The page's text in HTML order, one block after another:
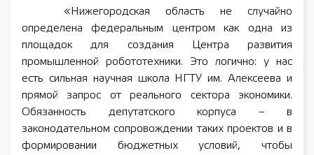
«Нижегородская область не случайно
определена федеральным центром как одна из
площадок для создания Центра развития
промышленной робототехники. Это логично: у нас
есть сильная научная школа НГТУ им. Алексеева и
прямой запрос от реального сектора экономики.
Обязанность депутатского корпуса – в
законодательном сопровождении таких проектов и в
формировании бюджетных условий, чтобы